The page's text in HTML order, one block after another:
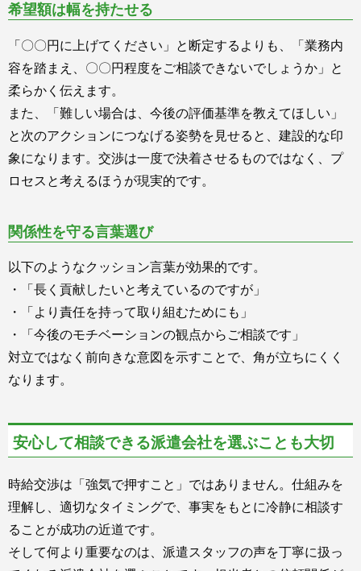
希望額は幅を持たせる
「〇〇円に上げてください」と断定するよりも、「業務内
容を踏まえ、〇〇円程度をご相談できないでしょうか」と
柔らかく伝えます。
また、「難しい場合は、今後の評価基準を教えてほしい」
と次のアクションにつなげる姿勢を見せると、建設的な印
象になります。交渉は一度で決着させるものではなく、プ
ロセスと考えるほうが現実的です。
関係性を守る言葉選び
以下のようなクッション言葉が効果的です。
・「長く貢献したいと考えているのですが」
・「より責任を持って取り組むためにも」
・「今後のモチベーションの観点からご相談です」
対立ではなく前向きな意図を示すことで、角が立ちにくく
なります。
安心して相談できる派遣会社を選ぶことも大切
時給交渉は「強気で押すこと」ではありません。仕組みを
理解し、適切なタイミングで、事実をもとに冷静に相談す
ることが成功の近道です。
そして何より重要なのは、派遣スタッフの声を丁寧に扱っ